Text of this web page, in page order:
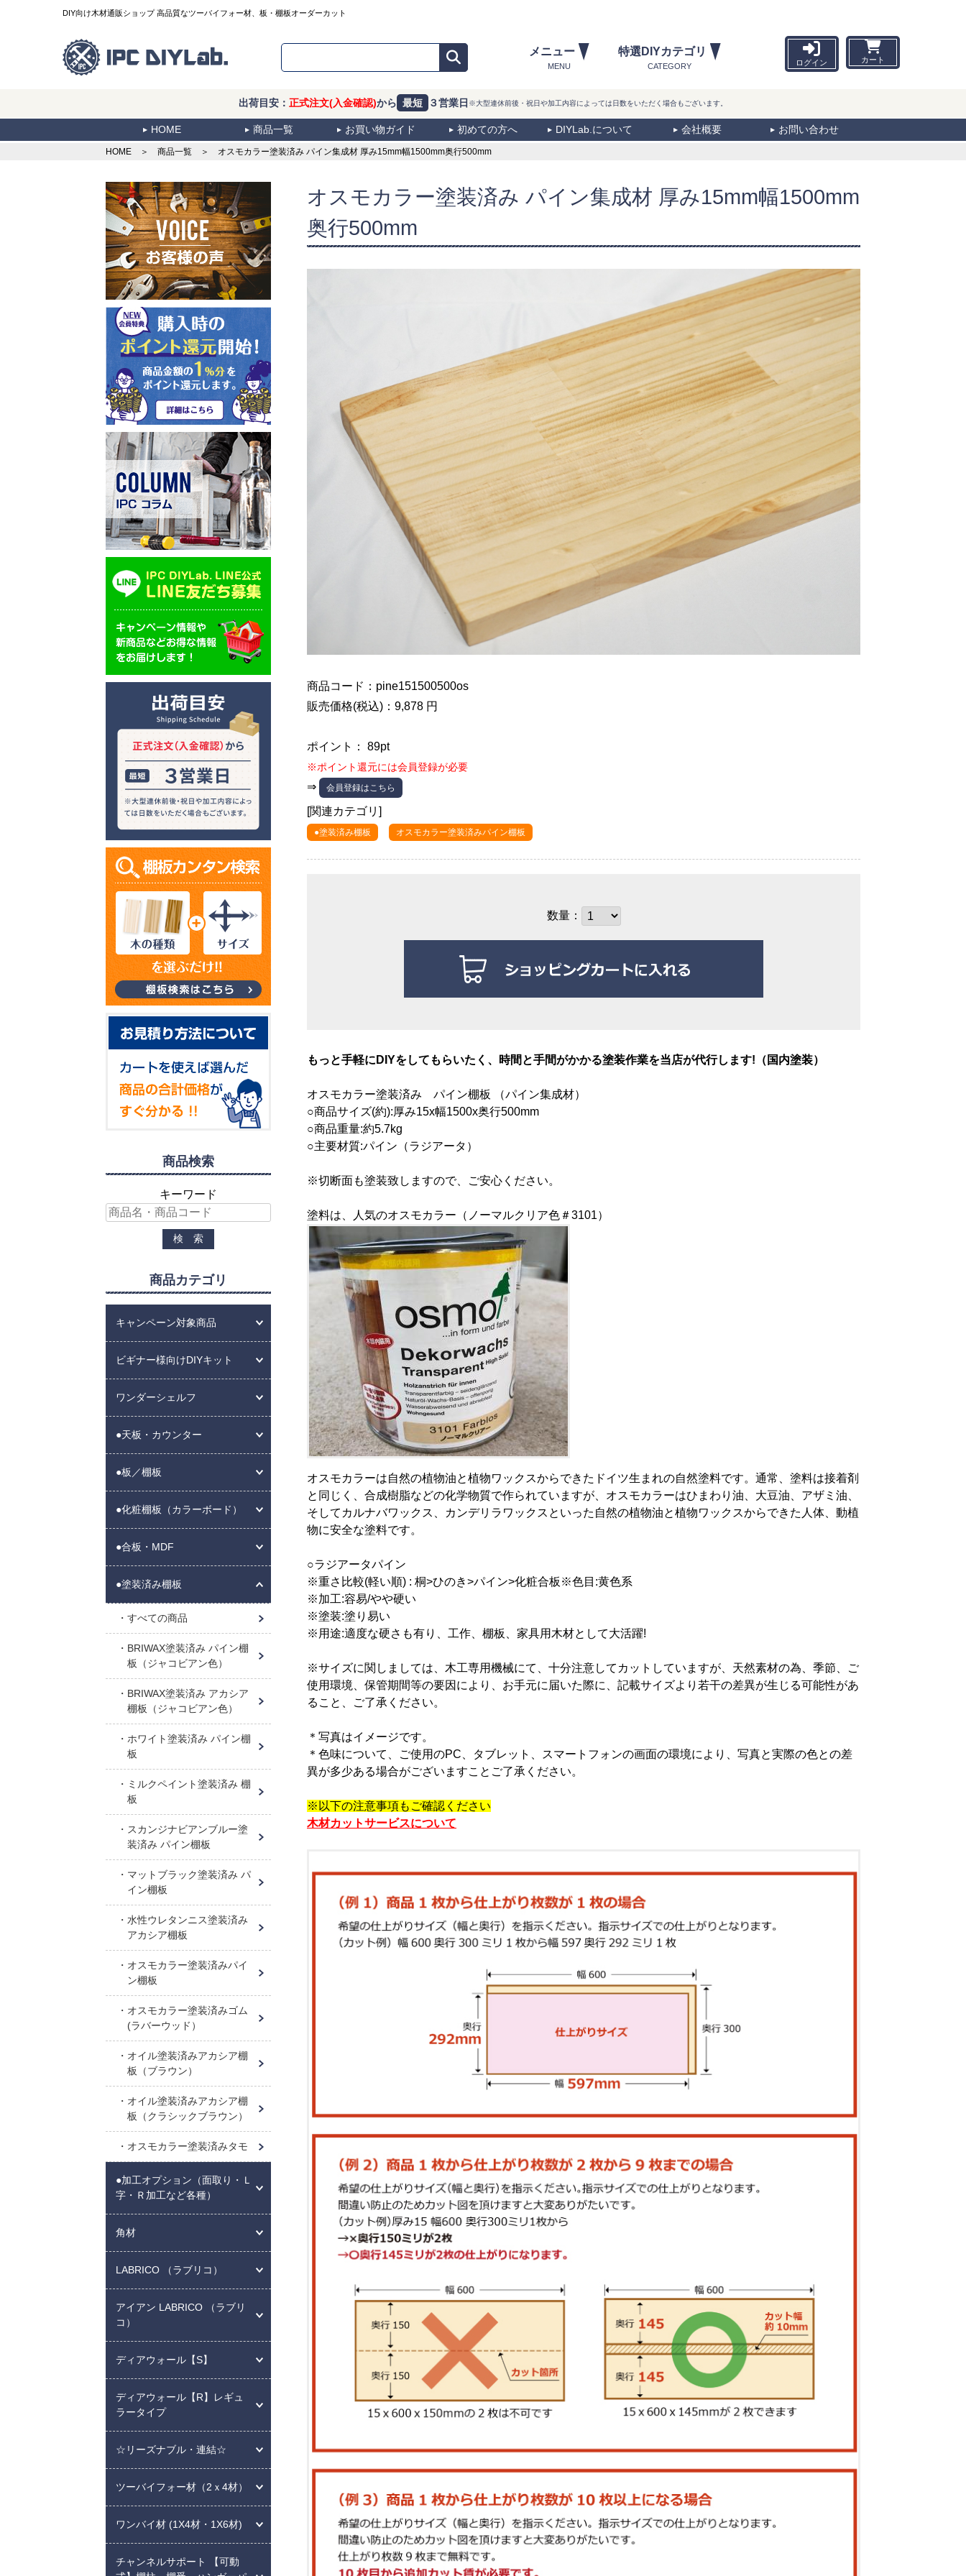
DIY向け木材通販ショップ 高品質なツーバイフォー材、板・棚板オーダーカット
メニュー
MENU
特選DIYカテゴリ
CATEGORY ログイン カート
出荷目安： 正式注文(入金確認)から 最短 ３営業日 ※大型連休前後・祝日や加工内容によっては日数をいただく場合もございます。
HOME 商品一覧 お買い物ガイド 初めての方へ DIYLab.について 会社概要 お問い合わせ
HOME ＞ 商品一覧 ＞ オスモカラー塗装済み パイン集成材 厚み15mm幅1500mm奥行500mm
オスモカラー塗装済み パイン集成材 厚み15mm幅1500mm
奥行500mm
商品コード：pine151500500os
販売価格(税込)：9,878 円
ポイント： 89pt
※ポイント還元には会員登録が必要
⇒ 会員登録はこちら
[関連カテゴリ]
●塗装済み棚板 オスモカラー塗装済みパイン棚板
数量：
もっと手軽にDIYをしてもらいたく、時間と手間がかかる塗装作業を当店が代行します!（国内塗装）
オスモカラー塗装済み パイン棚板 （パイン集成材）
○商品サイズ(約):厚み15x幅1500x奥行500mm
○商品重量:約5.7kg
○主要材質:パイン（ラジアータ）
※切断面も塗装致しますので、ご安心ください。
塗料は、人気のオスモカラー（ノーマルクリア色＃3101）
オスモカラーは自然の植物油と植物ワックスからできたドイツ生まれの自然塗料です。通常、塗料は接着剤
と同じく、合成樹脂などの化学物質で作られていますが、オスモカラーはひまわり油、大豆油、アザミ油、
そしてカルナバワックス、カンデリラワックスといった自然の植物油と植物ワックスからできた人体、動植
物に安全な塗料です。
○ラジアータパイン
※重さ比較(軽い順) : 桐>ひのき>パイン>化粧合板※色目:黄色系
※加工:容易/やや硬い
※塗装:塗り易い
※用途:適度な硬さも有り、工作、棚板、家具用木材として大活躍!
※サイズに関しましては、木工専用機械にて、十分注意してカットしていますが、天然素材の為、季節、ご
使用環境、保管期間等の要因により、お手元に届いた際に、記載サイズより若干の差異が生じる可能性があ
ること、ご了承ください。
＊写真はイメージです。
＊ 色味について、ご使用のPC、タブレット、スマートフォンの画面の環境により、写真と実際の色との差
異が多少ある場合がございますことご了承ください。
※以下の注意事項もご確認ください
木材カットサービスについて
商品検索
キーワード
商品カテゴリ
キャンペーン対象商品
ビギナー様向けDIYキット
ワンダーシェルフ
●天板・カウンター
●板／棚板
●化粧棚板（カラーボード）
●合板・MDF
●塗装済み棚板
すべての商品
BRIWAX塗装済み パイン棚
板（ジャコビアン色）
BRIWAX塗装済み アカシア
棚板（ジャコビアン色）
ホワイト塗装済み パイン棚
板
ミルクペイント塗装済み 棚
板
スカンジナビアンブルー塗
装済み パイン棚板
マットブラック塗装済み パ
イン棚板
水性ウレタンニス塗装済み
アカシア棚板
オスモカラー塗装済みパイ
ン棚板
オスモカラー塗装済みゴム
(ラバーウッド）
オイル塗装済みアカシア棚
板（ブラウン）
オイル塗装済みアカシア棚
板（クラシックブラウン）
オスモカラー塗装済みタモ
●加工オプション（面取り・Ｌ
字・Ｒ加工など各種）
角材
LABRICO （ラブリコ）
アイアン LABRICO （ラブリ
コ）
ディアウォール【S】
ディアウォール【R】レギュ
ラータイプ
☆リーズナブル・連結☆
ツーバイフォー材（2ｘ4材）
ワンバイ材 (1X4材・1X6材)
チャンネルサポート 【可動